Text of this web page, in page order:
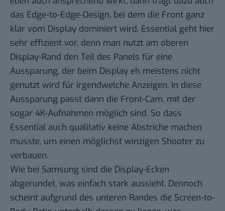
das Edge-to-Edge-Design, bei dem die Front ganz
klar vom Display dominiert wird. Essential geht hier
sehr effizient vor, denn man nutzt am oberen
Display-Rand den Teil des Panels für eine
Aussparung, der beim Display eh meistens nicht
genutzt wird für irgendwelche Anzeigen. In diese
Aussparung passt dann die Front-Cam, mit der
sogar 4K-Aufnahmen möglich sind. So dass
Essential auch qualitativ keine Abstriche machen
musste, um einen möglichst winzigen Shooter zu
verbauen.
Wie bei Samsung sind die Display-Ecken
abgerundet, was einfach stark aussieht. Dennoch
scheint aufgrund des unteren Randes die Screen-to-